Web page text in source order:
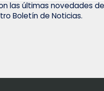
las últimas novedades
Boletín de Noticias.